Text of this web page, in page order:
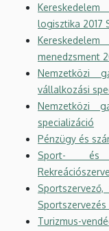
logisztika 2017
menedzsment
Nemzetközi
vállalkozási
Nemzetközi
specializáció
Pénzügy és
Sport- és
Sportszervezés
Turizmus-